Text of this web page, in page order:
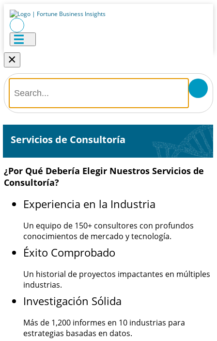
×
Servicios de Consultoría
¿Por Qué Debería Elegir Nuestros Servicios de
Consultoría?
Experiencia en la Industria
Un equipo de 150+ consultores con profundos
conocimientos de mercado y tecnología.
Éxito Comprobado
Un historial de proyectos impactantes en múltiples
industrias.
Investigación Sólida
Más de 1,200 informes en 10 industrias para
estrategias basadas en datos.